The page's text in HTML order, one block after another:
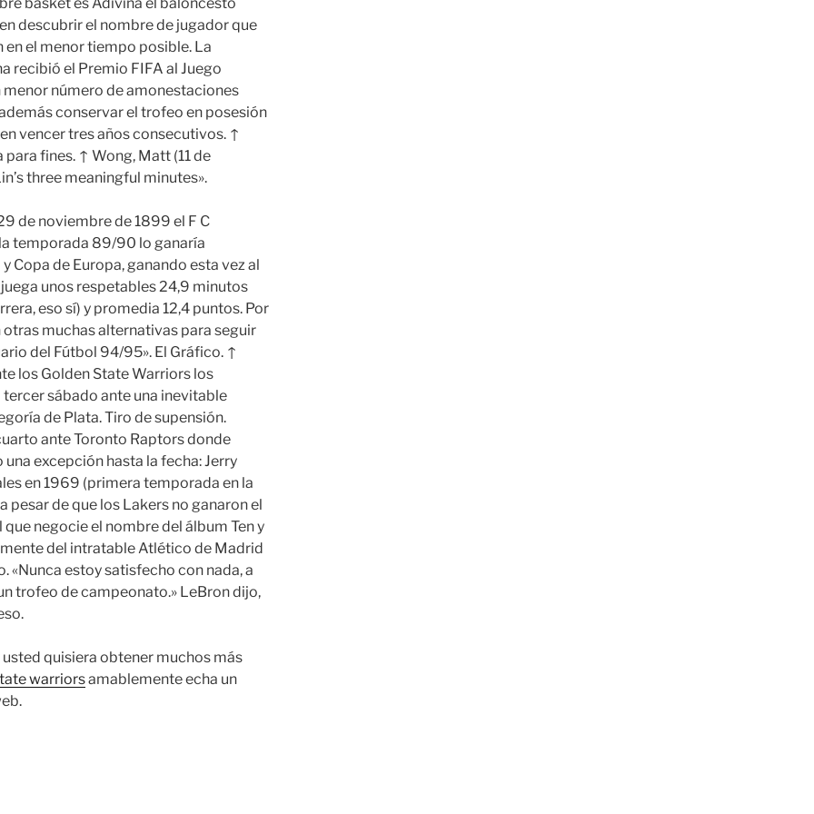
descubrir el nombre de jugador que
el menor tiempo posible. La
recibió el Premio FIFA al Juego
número de amonestaciones
conservar el trofeo en posesión
vencer tres años consecutivos. ↑
fines. ↑ Wong, Matt (11 de
three meaningful minutes».
de noviembre de 1899 el F C
temporada 89/90 lo ganaría
Copa de Europa, ganando esta vez al
unos respetables 24,9 minutos
eso sí) y promedia 12,4 puntos. Por
muchas alternativas para seguir
del Fútbol 94/95». El Gráfico. ↑
los Golden State Warriors los
tercer sábado ante una inevitable
de Plata. Tiro de supensión.
ante Toronto Raptors donde
excepción hasta la fecha: Jerry
en 1969 (primera temporada en la
pesar de que los Lakers no ganaron el
negocie el nombre del álbum Ten y
del intratable Atlético de Madrid
«Nunca estoy satisfecho con nada, a
trofeo de campeonato.» LeBron dijo,
quisiera obtener muchos más
warriorsamablemente echa un